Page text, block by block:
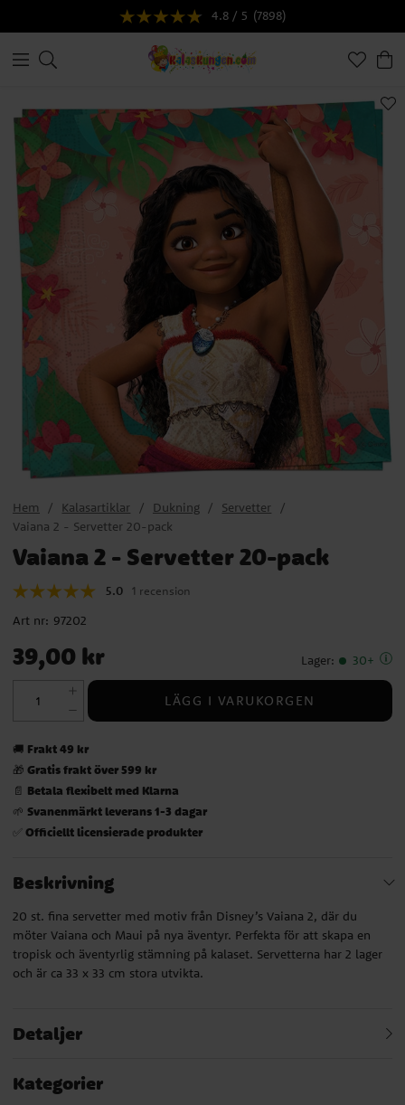
4.8 / 5 (7898)
Hem Kalasartiklar Dukning
Servetter
Vaiana 2 - Servetter 20-pack
Vaiana 2 - Servetter 20-pack
5.0 1 recension
Art nr: 97202
Pris: 39,00 kr
39,00 kr Lager: 30+
LÄGG I VARUKORGEN
🚚 Frakt 49 kr
🎁 Gratis frakt över 599 kr
📄 Betala flexibelt med Klarna
🌱 Svanenmärkt leverans 1-3 dagar
✅ Officiellt licensierade produkter
Beskrivning
20 st. fina servetter med motiv från Disney’s Vaiana 2, där du
möter Vaiana och Maui på nya äventyr. Perfekta för att skapa en
tropisk och äventyrlig stämning på kalaset. Servetterna har 2 lager
och är ca 33 x 33 cm stora utvikta.
Detaljer
Kategorier